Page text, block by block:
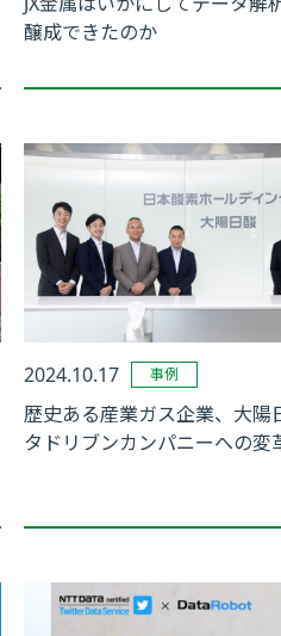
醸成できたのか
2024.10.17 事例
歴史ある産業ガス企業、大陽
タドリブンカンパニーへの変